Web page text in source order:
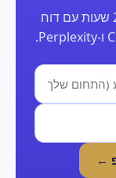
השאר את הפרטים ונחזור אליך תוך 24 שעות עם דוח
←